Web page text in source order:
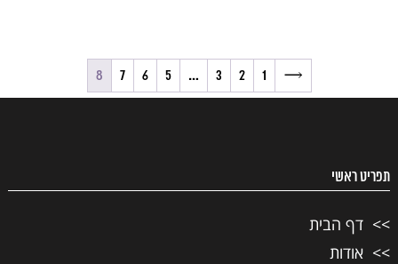
←
1
2
3
…
5
6
7
8
תפריט ראשי
דף הבית
אודות